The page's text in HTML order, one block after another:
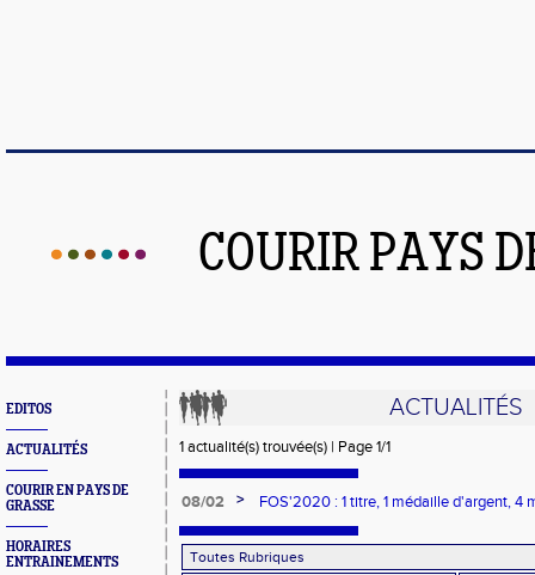
COURIR PAYS
EDITOS
ACTUALITÉS
COURIR EN PAYS DE
GRASSE
HORAIRES
ENTRAINEMENTS
ACTUALITÉS
1 actualité(s) trouvée(s) | Page 1/1
08/02 >
FOS'2020 : 1 titre, 1 médaille d'argent, 4